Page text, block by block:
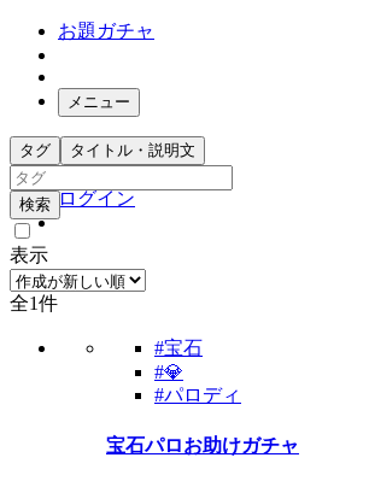
お題ガチャ
メニュー
お題箱
ガチャ検索
ログイン
タグ タイトル・説明文
検索
表示
全1件
#宝石
#💎
#パロディ
宝石パロお助けガチャ